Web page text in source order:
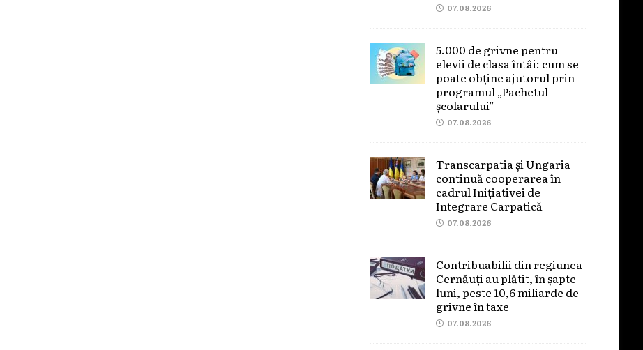
07.08.2026
5.000 de grivne pentru
elevii de clasa întâi: cum se
poate obține ajutorul prin
programul „Pachetul
școlarului”
07.08.2026
Transcarpatia și Ungaria
continuă cooperarea în
cadrul Inițiativei de
Integrare Carpatică
07.08.2026
Contribuabilii din regiunea
Cernăuți au plătit, în șapte
luni, peste 10,6 miliarde de
grivne în taxe
07.08.2026